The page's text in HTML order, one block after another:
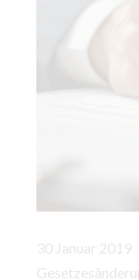
30 Januar 2019